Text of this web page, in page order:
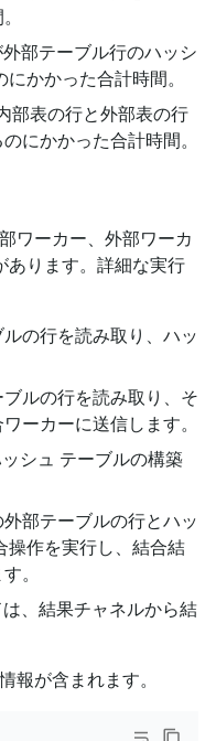
部テーブル行のハッシ
かかった合計時間。
部表の行と外部表の行
にかかった合計時間。
ワーカー、外部ワーカ
あります。詳細な実行
の行を読み取り、ハッ
ルの行を読み取り、そ
ーカーに送信します。
シュ テーブルの構築
部テーブルの行とハッ
操作を実行し、結合結
。
、結果チャネルから結
報が含まれます。